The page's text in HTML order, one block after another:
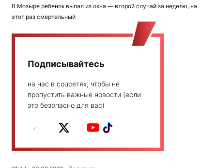
В Мозыре ребенок выпал из окна — второй случай за неделю, на
этот раз смертельный
Подписывайтесь
на нас в соцсетях, чтобы не
пропустить важные новости (если
это безопасно для вас)